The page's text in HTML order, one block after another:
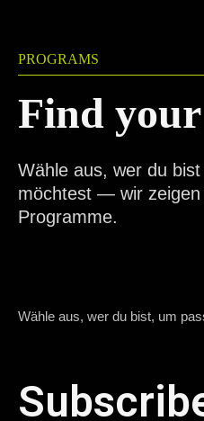
PROGRAMS
Find
Wähle aus, wer du
möchtest — wir zeigen
Programme.
Wähle aus, wer du bist, um